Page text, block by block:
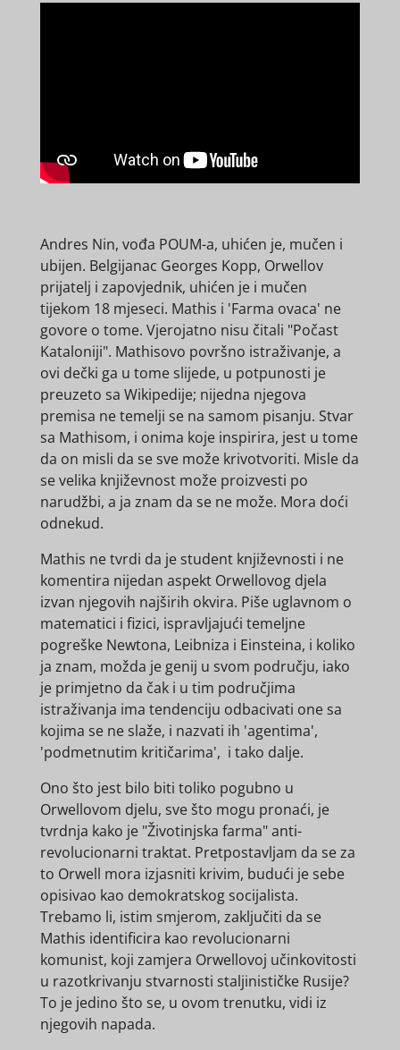
Andres Nin, vođa POUM-a, uhićen je, mučen i
ubijen. Belgijanac Georges Kopp, Orwellov
prijatelj i zapovjednik, uhićen je i mučen
tijekom 18 mjeseci. Mathis i 'Farma ovaca' ne
govore o tome. Vjerojatno nisu čitali "Počast
Kataloniji". Mathisovo površno istraživanje, a
ovi dečki ga u tome slijede, u potpunosti je
preuzeto sa Wikipedije; nijedna njegova
premisa ne temelji se na samom pisanju. Stvar
sa Mathisom, i onima koje inspirira, jest u tome
da on misli da se sve može krivotvoriti. Misle da
se velika književnost može proizvesti po
narudžbi, a ja znam da se ne može. Mora doći
odnekud.
Mathis ne tvrdi da je student književnosti i ne
komentira nijedan aspekt Orwellovog djela
izvan njegovih najširih okvira. Piše uglavnom o
matematici i fizici, ispravljajući temeljne
pogreške Newtona, Leibniza i Einsteina, i koliko
ja znam, možda je genij u svom području, iako
je primjetno da čak i u tim područjima
istraživanja ima tendenciju odbacivati ​​one sa
kojima se ne slaže, i nazvati ih 'agentima',
'podmetnutim kritičarima', i tako dalje.
Ono što jest bilo biti toliko pogubno u
Orwellovom djelu, sve što mogu pronaći, je
tvrdnja kako je "Životinjska farma" anti-
revolucionarni traktat. Pretpostavljam da se za
to Orwell mora izjasniti krivim, budući je sebe
opisivao kao demokratskog socijalista.
Trebamo li, istim smjerom, zaključiti da se
Mathis identificira kao revolucionarni
komunist, koji zamjera Orwellovoj učinkovitosti
u razotkrivanju stvarnosti staljinističke Rusije?
To je jedino što se, u ovom trenutku, vidi iz
njegovih napada.